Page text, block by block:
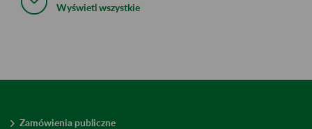
Wyświetl wszystkie
Zamówienia publiczne